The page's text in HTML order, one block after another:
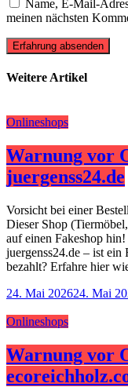
Name, E-Mail-
meinen nächsten
Erfahrung absenden
Weitere Artikel
Onlineshops
Warnung vor
juergenss24.de
Vorsicht bei einer
Dieser Shop
auf einen Fakeshop
juergenss24.de – ist ein
bezahlt? Erfahre hier
24. Mai 202624. Mai
Onlineshops
Warnung vor